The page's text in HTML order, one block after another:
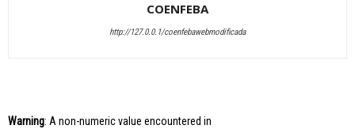
COENFEBA
http://127.0.0.1/coenfebawebmodificada
Warning: A non-numeric value encountered in